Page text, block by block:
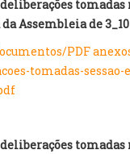
tomadas
Assembleia de
PDF
tomadas-